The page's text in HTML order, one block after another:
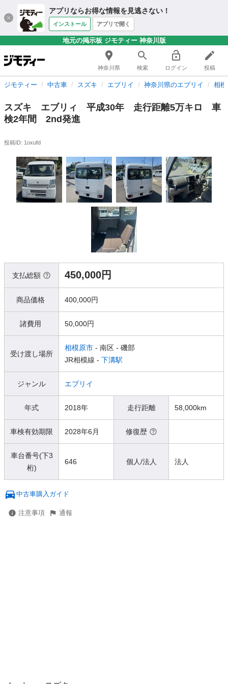
アプリならお得な情報を見逃さない！
インストール アプリで開く
地元の掲示板 ジモティー 神奈川版
神奈川県 検索 ログイン 投稿
ジモティー 中古車 スズキ エブリイ 神奈川県のエブリイ 相
スズキ エブリィ 平成30年 走行距離5万キロ 車
検2年間 2nd発進
投稿ID: 1oxufd
支払総額 450,000円
商品価格 400,000円
諸費用 50,000円
受け渡し場所
相模原市 - 南区 - 磯部
JR相模線 - 下溝駅
ジャンル エブリイ
年式 2018年 走行距離 58,000km
車検有効期限 2028年6月 修復歴
車台番号(下3
桁)
646 個人/法人 法人
中古車購入ガイド
注意事項 通報